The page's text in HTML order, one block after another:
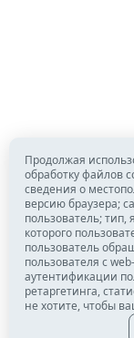
Продолжая
обработку файлов
сведения о
версию браузера;
пользователь; тип,
которого
пользователь
пользователя с
аутентификации
ретаргетинга,
не хотите, чтобы